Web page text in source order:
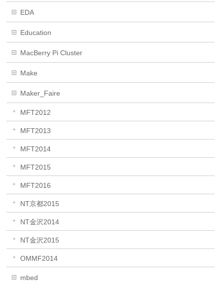
EDA
Education
MacBerry Pi Cluster
Make
Maker_Faire
MFT2012
MFT2013
MFT2014
MFT2015
MFT2016
NT京都2015
NT金沢2014
NT金沢2015
OMMF2014
mbed